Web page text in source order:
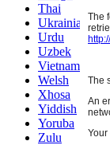
Thai
Ukrainian
Urdu
Uzbek
Vietnamese
Welsh
Xhosa
Yiddish
Yoruba
Zulu